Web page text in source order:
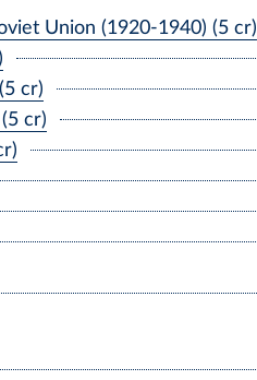
Union (1920-1940) (5 cr)
cr)
cr)